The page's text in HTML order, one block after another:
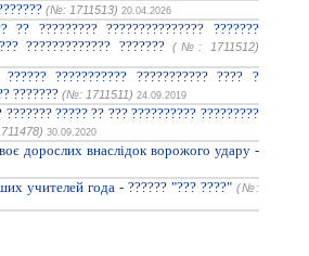
(№: 1711513) 20.04.2026
????????? ??????????????? ???????
????????????? ???????
(№: 1711512)
??????????? ??????????? ???? ?
??????? (№: 1711511) 24.09.2019
????? ?? ??? ?????????? ?????????
30.09.2020
дорослих внаслідок ворожого удару -
учителей года - ?????? "??? ????" (№: